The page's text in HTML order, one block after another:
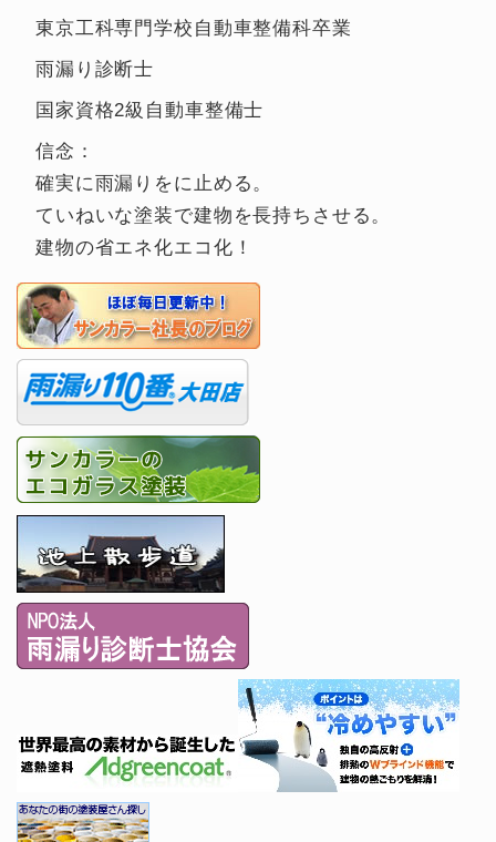
東京工科専門学校自動車整備科卒業
雨漏り診断士
国家資格2級自動車整備士
信念：
確実に雨漏りをに止める。
ていねいな塗装で建物を長持ちさせる。
建物の省エネ化エコ化！